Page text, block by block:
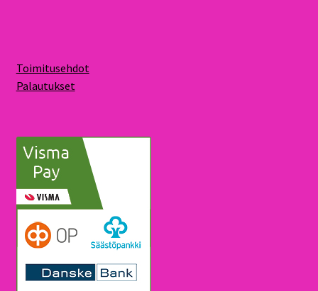
Toimitusehdot
Palautukset